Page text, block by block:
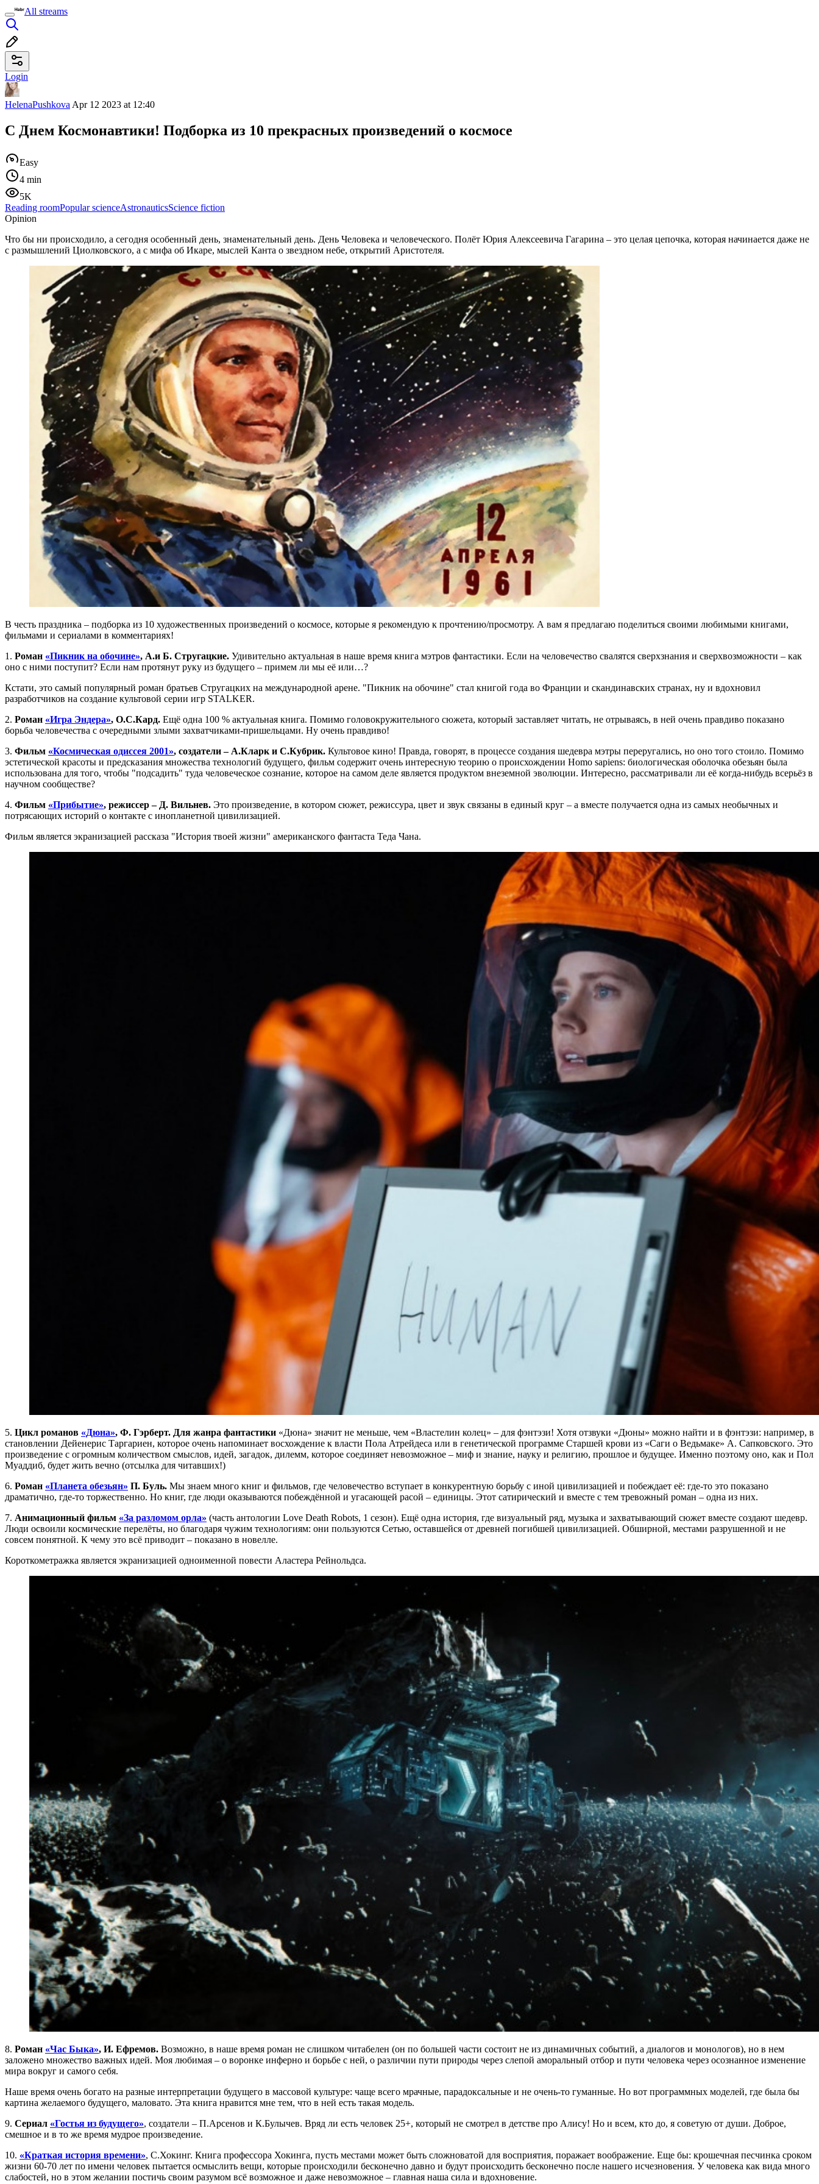
All streams
Login
HelenaPushkova Apr 12 2023 at 12:40
С Днем Космонавтики! Подборка из 10 прекрасных произведений о космосе
Easy
4 min
5K
Reading roomPopular scienceAstronauticsScience fiction
Opinion
Что бы ни происходило, а сегодня особенный день, знаменательный день. День Человека и человеческого. Полёт Юрия Алексеевича Гагарина – это целая цепочка, которая начинается даже не
с размышлений Циолковского, а с мифа об Икаре, мыслей Канта о звездном небе, открытий Аристотеля.
В честь праздника – подборка из 10 художественных произведений о космосе, которые я рекомендую к прочтению/просмотру. А вам я предлагаю поделиться своими любимыми книгами,
фильмами и сериалами в комментариях!
1. Роман «Пикник на обочине», А.и Б. Стругацкие. Удивительно актуальная в наше время книга мэтров фантастики. Если на человечество свалятся сверхзнания и сверхвозможности – как
оно с ними поступит? Если нам протянут руку из будущего – примем ли мы её или…?
Кстати, это самый популярный роман братьев Стругацких на международной арене. "Пикник на обочине" стал книгой года во Франции и скандинавских странах, ну и вдохновил
разработчиков на создание культовой серии игр STALKER.
2. Роман «Игра Эндера», О.С.Кард. Ещё одна 100 % актуальная книга. Помимо головокружительного сюжета, который заставляет читать, не отрываясь, в ней очень правдиво показано
борьба человечества с очередными злыми захватчиками-пришельцами. Ну очень правдиво!
3. Фильм «Космическая одиссея 2001», создатели – А.Кларк и С.Кубрик. Культовое кино! Правда, говорят, в процессе создания шедевра мэтры переругались, но оно того стоило. Помимо
эстетической красоты и предсказания множества технологий будущего, фильм содержит очень интересную теорию о происхождении Homo sapiens: биологическая оболочка обезьян была
использована для того, чтобы "подсадить" туда человеческое сознание, которое на самом деле является продуктом внеземной эволюции. Интересно, рассматривали ли её когда-нибудь всерьёз в
научном сообществе?
4. Фильм «Прибытие», режиссер – Д. Вильнев. Это произведение, в котором сюжет, режиссура, цвет и звук связаны в единый круг – а вместе получается одна из самых необычных и
потрясающих историй о контакте с инопланетной цивилизацией.
Фильм является экранизацией рассказа "История твоей жизни" американского фантаста Теда Чана.
5. Цикл романов «Дюна», Ф. Гэрберт. Для жанра фантастики «Дюна» значит не меньше, чем «Властелин колец» – для фэнтэзи! Хотя отзвуки «Дюны» можно найти и в фэнтэзи: например, в
становлении Дейенерис Таргариен, которое очень напоминает восхождение к власти Пола Атрейдеса или в генетической программе Старшей крови из «Саги о Ведьмаке» А. Сапковского. Это
произведение с огромным количеством смыслов, идей, загадок, дилемм, которое соединяет невозможное – миф и знание, науку и религию, прошлое и будущее. Именно поэтому оно, как и Пол
Муаддиб, будет жить вечно (отсылка для читавших!)
6. Роман «Планета обезьян» П. Буль. Мы знаем много книг и фильмов, где человечество вступает в конкурентную борьбу с иной цивилизацией и побеждает её: где-то это показано
драматично, где-то торжественно. Но книг, где люди оказываются побеждённой и угасающей расой – единицы. Этот сатирический и вместе с тем тревожный роман – одна из них.
7. Анимационный фильм «За разломом орла» (часть антологии Love Death Robots, 1 сезон). Ещё одна история, где визуальный ряд, музыка и захватывающий сюжет вместе создают шедевр.
Люди освоили космические перелёты, но благодаря чужим технологиям: они пользуются Сетью, оставшейся от древней погибшей цивилизацией. Обширной, местами разрушенной и не
совсем понятной. К чему это всё приводит – показано в новелле.
Короткометражка является экранизацией одноименной повести Аластера Рейнольдса.
8. Роман «Час Быка», И. Ефремов. Возможно, в наше время роман не слишком читабелен (он по большей части состоит не из динамичных событий, а диалогов и монологов), но в нем
заложено множество важных идей. Моя любимая – о воронке инферно и борьбе с ней, о различии пути природы через слепой аморальный отбор и пути человека через осознанное изменение
мира вокруг и самого себя.
Наше время очень богато на разные интерпретации будущего в массовой культуре: чаще всего мрачные, парадоксальные и не очень-то гуманные. Но вот программных моделей, где была бы
картина желаемого будущего, маловато. Эта книга нравится мне тем, что в ней есть такая модель.
9. Сериал «Гостья из будущего», создатели – П.Арсенов и К.Булычев. Вряд ли есть человек 25+, который не смотрел в детстве про Алису! Но и всем, кто до, я советую от души. Доброе,
смешное и в то же время мудрое произведение.
10. «Краткая история времени», С.Хокинг. Книга профессора Хокинга, пусть местами может быть сложноватой для восприятия, поражает воображение. Еще бы: крошечная песчинка сроком
жизни 60-70 лет по имени человек пытается осмыслить вещи, которые происходили бесконечно давно и будут происходить бесконечно после нашего исчезновения. У человека как вида много
слабостей, но в этом желании постичь своим разумом всё возможное и даже невозможное – главная наша сила и вдохновение.